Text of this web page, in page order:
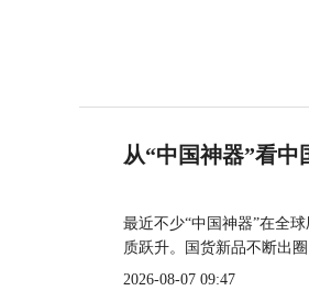
从“中国神器”看中
最近不少“中国神器”在全
质跃升。国货新品不断出
2026-08-07 09:47